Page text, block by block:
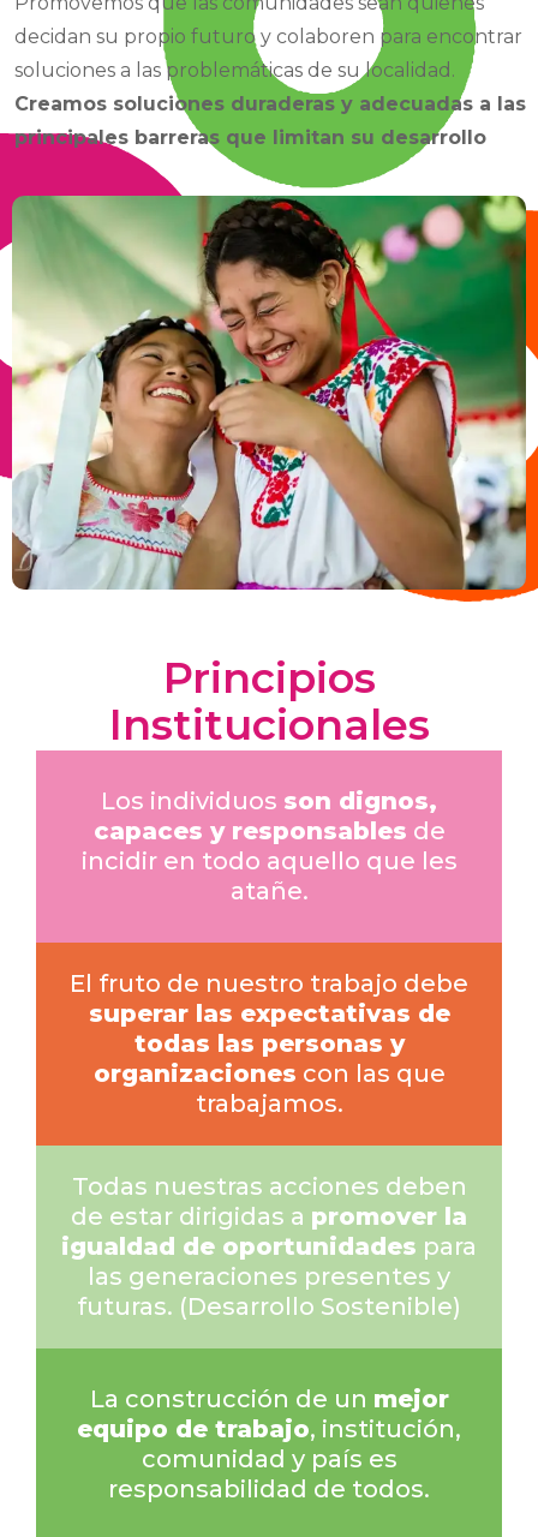
decidan su propio futuro y colaboren para encontrar
soluciones a las problemáticas de su localidad.
Creamos soluciones duraderas y adecuadas a las
principales barreras que limitan su desarrollo
Principios
Institucionales
Los individuos son dignos,
capaces y responsables de
incidir en todo aquello que les
atañe.
El fruto de nuestro trabajo debe
superar las expectativas de
todas las personas y
organizaciones con las que
trabajamos.
Todas nuestras acciones deben
de estar dirigidas a promover la
igualdad de oportunidades para
las generaciones presentes y
futuras. (Desarrollo Sostenible)
La construcción de un mejor
equipo de trabajo, institución,
comunidad y país es
responsabilidad de todos.